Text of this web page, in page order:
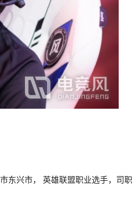
东兴市， 英雄联盟职业选手，司职